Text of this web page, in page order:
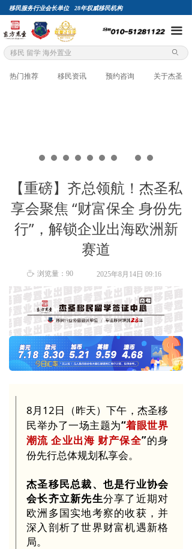
移民服务行业会长单位 28年权威移民机构
끀
ꄙ
热门推荐 移民资讯 预约咨询 关于杰圣
【重磅】齐总领航！杰圣私
享会聚焦 “财富保全 身份先
行”，解锁企业出海欧洲新
赛道
8月12日（昨天）下午，杰圣移
民举办了一场主题为“着眼世界
潮流 企业出海 财产保全”的身
份先行总体规划私享会。
杰圣移民总裁、也是行业协会
会长齐立新先生分享了近期对
欧洲多国实地考察的收获，并
深入剖析了世界财富机遇新格
局。
2025年8月14日 09:16
ꄘ 浏览量： 90